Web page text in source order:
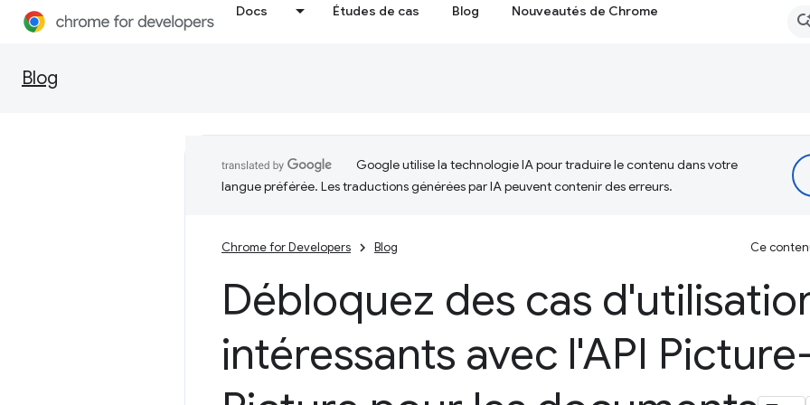
Docs Études de cas Blog Nouveautés de Chrome
Blog
Google utilise la technologie IA pour traduire le contenu dans votre
langue préférée. Les traductions générées par IA peuvent contenir des erreurs.
Chrome for Developers Blog Ce
Débloquez des cas
intéressants avec l'API